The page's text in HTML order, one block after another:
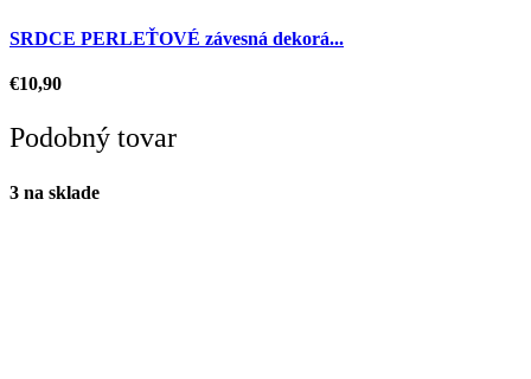
SRDCE PERLEŤOVÉ závesná dekorá...
€10,90
Podobný tovar
3 na sklade